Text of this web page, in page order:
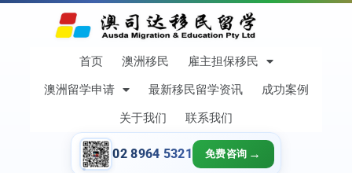
首页 澳洲移民
雇主担保移民
澳洲留学申请
最新移民留学资讯
成功案例
关于我们
联系我们
02 8964 5321 免费咨询